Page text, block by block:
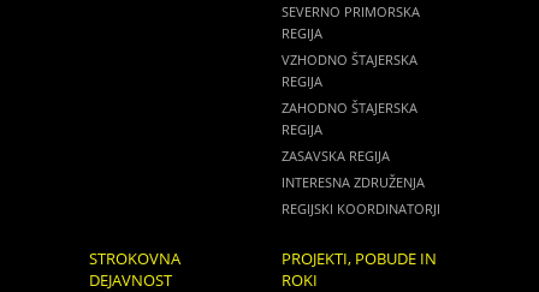
SEVERNO PRIMORSKA
REGIJA
VZHODNO ŠTAJERSKA
REGIJA
ZAHODNO ŠTAJERSKA
REGIJA
ZASAVSKA REGIJA
INTERESNA ZDRUŽENJA
REGIJSKI KOORDINATORJI
STROKOVNA
DEJAVNOST
PROJEKTI, POBUDE IN
ROKI